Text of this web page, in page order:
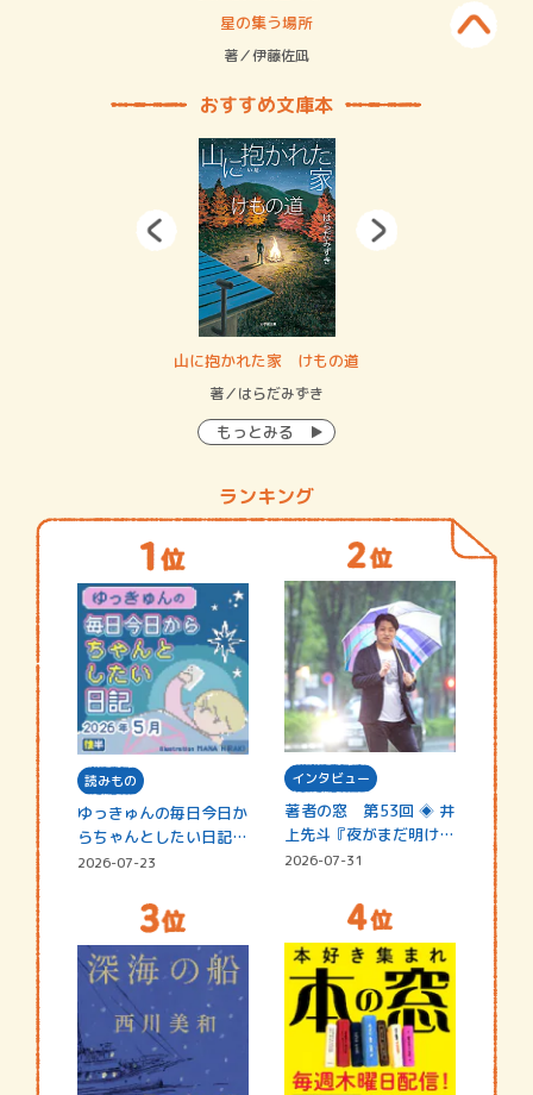
星の集う場所
著／伊藤佐凪
記憶
おすすめ文庫本
山に抱かれた家 けもの道
著／はらだみずき
もっとみる
ランキング
読みもの
ゆっきゅんの毎日今日か
らちゃんとしたい日記
☆202…
2026-07-23
インタビュー
著者の窓 第53回 ◈ 井
上先斗『夜がまだ明けな
い』
2026-07-31